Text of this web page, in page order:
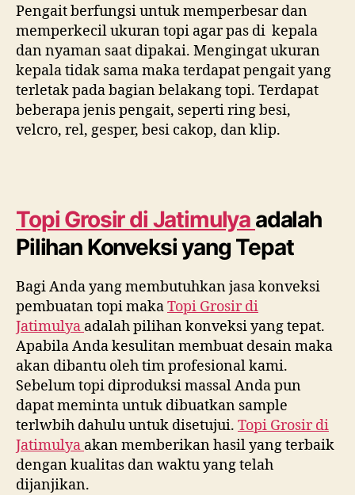
Pengait berfungsi untuk memperbesar dan
memperkecil ukuran topi agar pas di kepala
dan nyaman saat dipakai. Mengingat ukuran
kepala tidak sama maka terdapat pengait yang
terletak pada bagian belakang topi. Terdapat
beberapa jenis pengait, seperti ring besi,
velcro, rel, gesper, besi cakop, dan klip.
Topi Grosir di Jatimulya adalah
Pilihan Konveksi yang Tepat
Bagi Anda yang membutuhkan jasa konveksi
pembuatan topi makaTopi Grosir di
Jatimulya adalah pilihan konveksi yang tepat.
Apabila Anda kesulitan membuat desain maka
akan dibantu oleh tim profesional kami.
Sebelum topi diproduksi massal Anda pun
dapat meminta untuk dibuatkan sample
terlwbih dahulu untuk disetujui. Topi Grosir di
Jatimulya akan memberikan hasil yang terbaik
dengan kualitas dan waktu yang telah
dijanjikan.